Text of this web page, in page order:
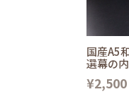
国産A5
選幕の
¥2,500